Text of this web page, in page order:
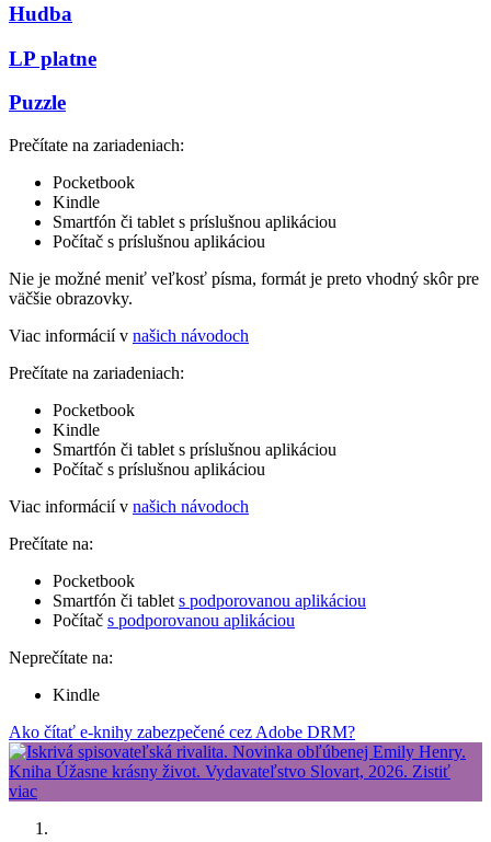
Hudba
LP platne
Puzzle
Prečítate na zariadeniach:
Pocketbook
Kindle
Smartfón či tablet s príslušnou aplikáciou
Počítač s príslušnou aplikáciou
Nie je možné meniť veľkosť písma, formát je preto vhodný skôr pre
väčšie obrazovky.
Viac informácií v našich návodoch
Prečítate na zariadeniach:
Pocketbook
Kindle
Smartfón či tablet s príslušnou aplikáciou
Počítač s príslušnou aplikáciou
Viac informácií v našich návodoch
Prečítate na:
Pocketbook
Smartfón či tablet s podporovanou aplikáciou
Počítač s podporovanou aplikáciou
Neprečítate na:
Kindle
Ako čítať e-knihy zabezpečené cez Adobe DRM?